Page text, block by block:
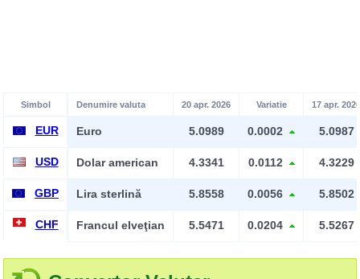
Simbol Denumire valuta 20 apr. 2026 Variatie 17 apr. 2026
EUR Euro 5.0989 0.0002 5.0987
USD Dolar american 4.3341 0.0112 4.3229
GBP Lira sterlină 5.8558 0.0056 5.8502
CHF Francul elveţian 5.5471 0.0204 5.5267